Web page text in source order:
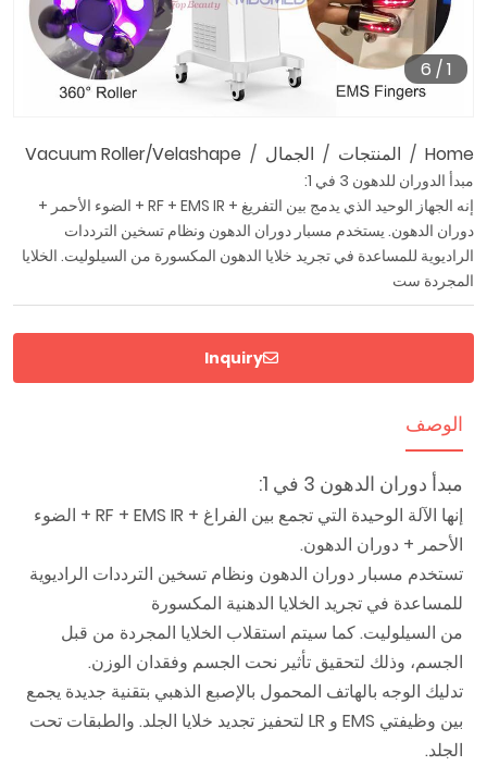
Home المنتجات الجمال Vacuum Roller/Velashape
مبدأ الدوران للدهون 3 في 1:
إنه الجهاز الوحيد الذي يدمج بين التفريغ + RF + EMS IR + الضوء الأحمر +
دوران الدهون. يستخدم مسبار دوران الدهون ونظام تسخين الترددات
الراديوية للمساعدة في تجريد خلايا الدهون المكسورة من السيلوليت. الخلايا
المجردة ست
Inquiry
1
/
6
الوصف
مبدأ دوران الدهون 3 في 1:
إنها الآلة الوحيدة التي تجمع بين الفراغ + RF + EMS IR + الضوء
الأحمر + دوران الدهون.
تستخدم مسبار دوران الدهون ونظام تسخين الترددات الراديوية
للمساعدة في تجريد الخلايا الدهنية المكسورة
من السيلوليت. كما سيتم استقلاب الخلايا المجردة من قبل
الجسم، وذلك لتحقيق تأثير نحت الجسم وفقدان الوزن.
تدليك الوجه بالهاتف المحمول بالإصبع الذهبي بتقنية جديدة يجمع
بين وظيفتي EMS و LR لتحفيز تجديد خلايا الجلد. والطبقات تحت
الجلد.